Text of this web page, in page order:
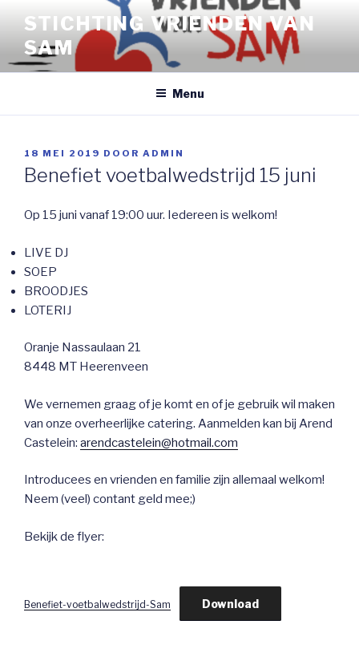
inhoud
springen
STICHTING VRIENDEN VAN
SAM
Menu
GEPLAATST
OP
18 MEI 2019 DOOR ADMIN
Benefiet voetbalwedstrijd 15 juni
Op 15 juni vanaf 19:00 uur. Iedereen is welkom!
LIVE DJ
SOEP
BROODJES
LOTERIJ
Oranje Nassaulaan 21
8448 MT Heerenveen
We vernemen graag of je komt en of je gebruik wil maken
van onze overheerlijke catering. Aanmelden kan bij Arend
Castelein: arendcastelein@hotmail.com
Introducees en vrienden en familie zijn allemaal welkom!
Neem (veel) contant geld mee;)
Bekijk de flyer:
Benefiet-voetbalwedstrijd-Sam Download